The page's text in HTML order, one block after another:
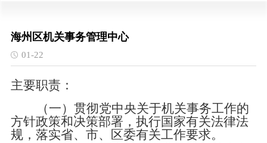
海州区机关事务管理中心
01-22
主要职责：
（一）贯彻党中央关于机关事务工作的
方针政策和决策部署，执行国家有关法律法
规，落实省、市、区委有关工作要求。